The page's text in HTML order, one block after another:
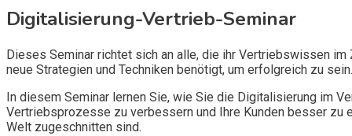
Digitalisierung-Vertrieb-Seminar
Dieses Seminar richtet sich an alle, die ihr Vertriebswissen
neue Strategien und Techniken benötigt, um erfolgreich zu sein.
In diesem Seminar lernen Sie, wie Sie die Digitalisierung im
Vertriebsprozesse zu verbessern und Ihre Kunden besser
Welt zugeschnitten sind.